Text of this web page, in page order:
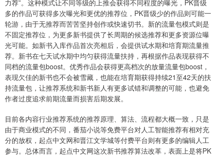
力荐”。这种模式让不同等级的上推会获得不同程度的曝光，PK晋级
多的作品可获得多次曝光和更优的推荐位，PK晋级少的作品则可能一
轮游，由于无推荐而苦苦坚持创作或快速切书。新的流量包模式则是
不固定推荐位，为更多新书提供了长周期的候选推荐和更多资源位曝
光可能。如新书入库作品首次亮相后，会提供试水期和培育期流量推
荐。新书在七天试水期中均匀获得流量扶持，再根据作品表现获得不
同档的流量包boost。优秀作品会获得更高档次的放量流量包boost，
表现欠佳的新书也不会被雪藏，也能在培育期获得持续21至42天的扶
持流量包，让推荐系统和新书新人有更多试错和调整的可能，也避免
作者过度追求前期流量而损害后期发展。
目前各内容行业推荐系统的推荐原理、算法、流程都大概一致，只是
由于商业模式的不同，番茄小说等免费平台对人工智能推荐有相对充
分的放权，起点中文网和晋江文学城等付费平台则有更多的编辑人工
参与。总体而言，起点中文网这次新书推荐算法改革，表面上是将PK